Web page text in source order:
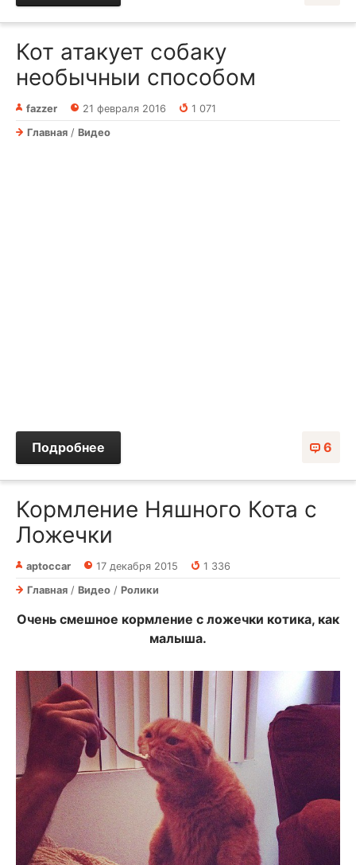
Кот атакует собаку
необычныи способом
fazzer 21 февраля 2016
1 071
Главная / Видео
6
Подробнее
Кормление Няшного Кота с
Ложечки
aptoccar 17 декабря 2015
1 336
Главная / Видео / Ролики
Очень смешное кормление с ложечки котика, как
малыша.